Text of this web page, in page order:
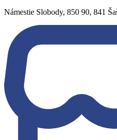
Námestie Slobody, 850 90, 841